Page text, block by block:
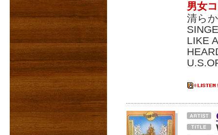
男女
清ら
LIKE